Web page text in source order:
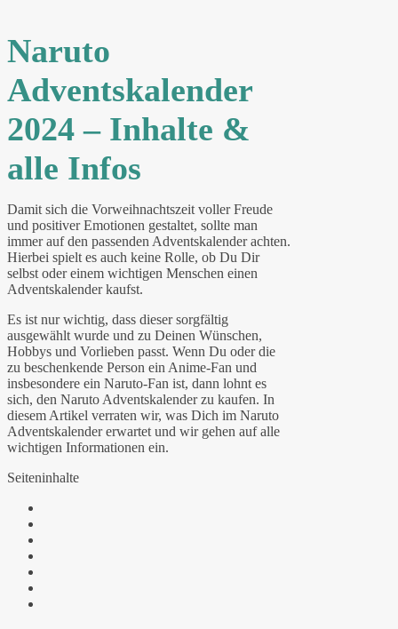
Naruto
Adventskalender
2024 – Inhalte &
alle Infos
Damit sich die Vorweihnachtszeit voller Freude
und positiver Emotionen gestaltet, sollte man
immer auf den passenden Adventskalender achten.
Hierbei spielt es auch keine Rolle, ob Du Dir
selbst oder einem wichtigen Menschen einen
Adventskalender kaufst.
Es ist nur wichtig, dass dieser sorgfältig
ausgewählt wurde und zu Deinen Wünschen,
Hobbys und Vorlieben passt. Wenn Du oder die
zu beschenkende Person ein Anime-Fan und
insbesondere ein Naruto-Fan ist, dann lohnt es
sich, den Naruto Adventskalender zu kaufen. In
diesem Artikel verraten wir, was Dich im Naruto
Adventskalender erwartet und wir gehen auf alle
wichtigen Informationen ein.
Seiteninhalte